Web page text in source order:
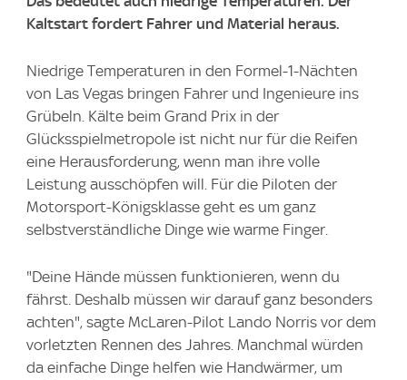
Kaltstart fordert Fahrer und Material heraus.
Niedrige Temperaturen in den Formel-1-Nächten
von Las Vegas bringen Fahrer und Ingenieure ins
Grübeln. Kälte beim Grand Prix in der
Glücksspielmetropole ist nicht nur für die Reifen
eine Herausforderung, wenn man ihre volle
Leistung ausschöpfen will. Für die Piloten der
Motorsport-Königsklasse geht es um ganz
selbstverständliche Dinge wie warme Finger.
"Deine Hände müssen funktionieren, wenn du
fährst. Deshalb müssen wir darauf ganz besonders
achten", sagte McLaren-Pilot Lando Norris vor dem
vorletzten Rennen des Jahres. Manchmal würden
da einfache Dinge helfen wie Handwärmer, um